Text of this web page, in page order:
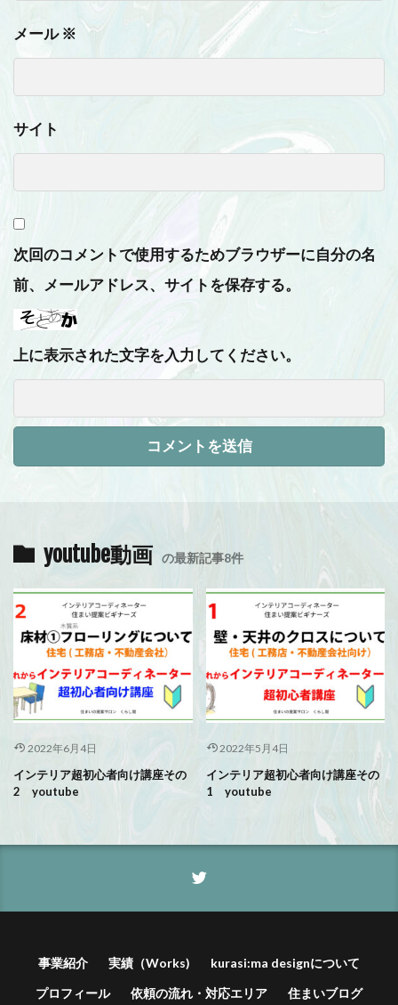
メール※
サイト
次回のコメントで使用するためブラウザーに自分の名
前、メールアドレス、サイトを保存する。
上に表示された文字を入力してください。
youtube動画 の最新記事8件
2022年6月4日
インテリア超初心者向け講座その
2 youtube
2022年5月4日
インテリア超初心者向け講座その
1 youtube
事業紹介 実績（Works)
kurasi:ma designについて
プロフィール
依頼の流れ・対応エリア 住まいブログ